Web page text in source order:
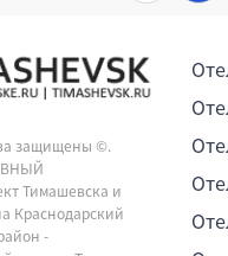
защищены ©.
Тимашевска и
Краснодарский
-